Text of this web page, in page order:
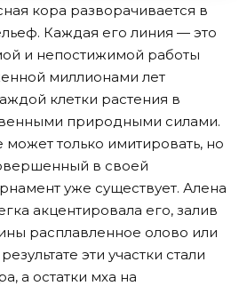
кора разворачивается в
Каждая его линия — это
и непостижимой работы
миллионами лет
клетки растения в
природными силами.
только имитировать, но
в своей
уже существует. Алена
акцентировала его, залив
расплавленное олово или
эти участки стали
а остатки мха на